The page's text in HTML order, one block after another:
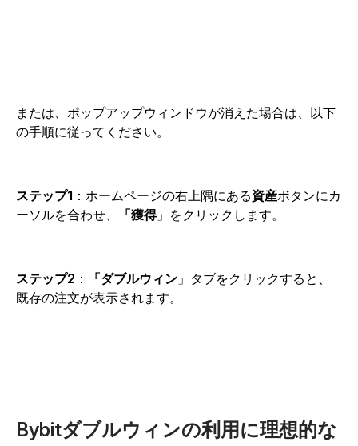
または、ポップアップウィンドウが消えた場合は、以下
の手順に従ってください。
ステップ1 ：ホームページの右上隅にある資産ボタンにカ
ーソルを合わせ、 「獲得」をクリックします。
ステップ2 ： 「ダブルウィン 」タブをクリックすると 、
既存の注文が表示されます。
Bybitダブルウィンの利用に理想的な